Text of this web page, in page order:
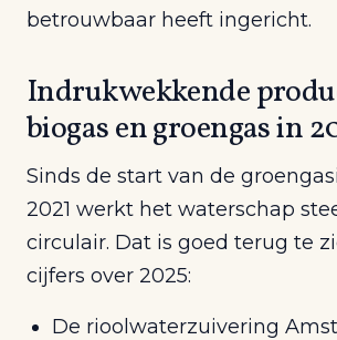
betrouwbaar heeft ingericht.
Indrukwekkende
biogas en groengas in
Sinds de start van de
2021 werkt het waterschap
circulair. Dat is goed terug te
cijfers over 2025:
De rioolwaterzuivering